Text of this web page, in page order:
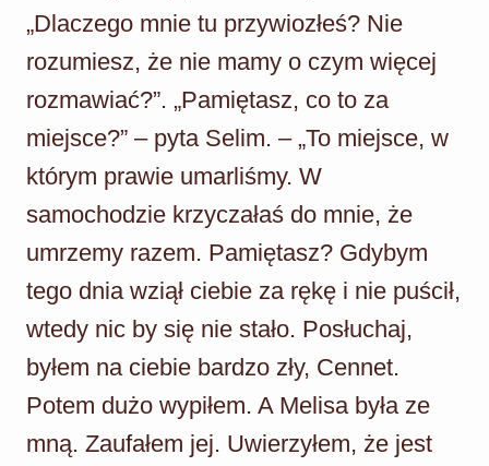
„Dlaczego mnie tu przywiozłeś? Nie
rozumiesz, że nie mamy o czym więcej
rozmawiać?”. „Pamiętasz, co to za
miejsce?” – pyta Selim. – „To miejsce, w
którym prawie umarliśmy. W
samochodzie krzyczałaś do mnie, że
umrzemy razem. Pamiętasz? Gdybym
tego dnia wziął ciebie za rękę i nie puścił,
wtedy nic by się nie stało. Posłuchaj,
byłem na ciebie bardzo zły, Cennet.
Potem dużo wypiłem. A Melisa była ze
mną. Zaufałem jej. Uwierzyłem, że jest